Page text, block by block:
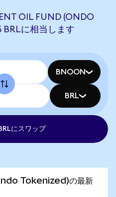
OIL FUND (ONDO
BRLに相当します
BNOON
BRL
にスワップ
Tokenized)の最新